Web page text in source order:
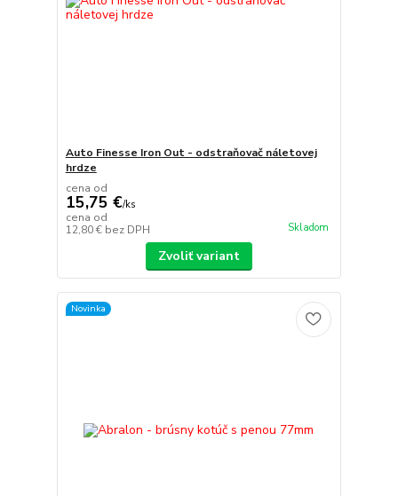
Auto Finesse Iron Out - odstraňovač náletovej
hrdze
cena od
15,75 €/ks
cena od
12,80 € bez DPH Skladom
Zvoliť variant
Novinka